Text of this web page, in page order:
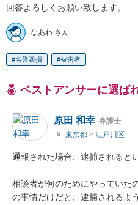
回答よろしくお願い致します。
なあわ さん
名誉毀損 被害者
ベストアンサーに選ば
原田 和幸 弁護士
東京都 > 江戸川区
通報された場合、逮捕されると
相談者が何のためにやっていた
の事情だけだと、逮捕されるよ